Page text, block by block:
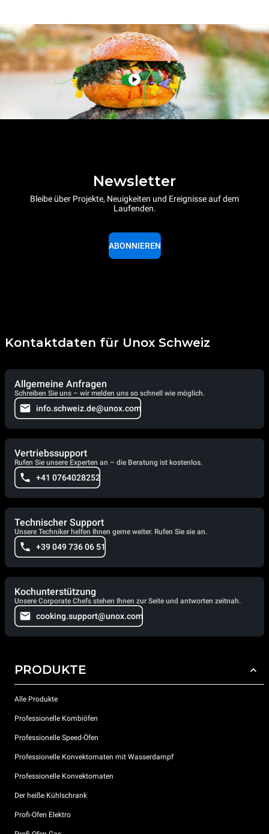
Newsletter
Bleibe über Projekte, Neuigkeiten und Ereignisse auf dem
Laufenden.
ABONNIEREN
Kontaktdaten für Unox Schweiz
Allgemeine Anfragen
Schreiben Sie uns – wir melden uns so schnell wie möglich.
info.schweiz.de@unox.com
Vertriebssupport
Rufen Sie unsere Experten an – die Beratung ist kostenlos.
+41 0764028252
Technischer Support
Unsere Techniker helfen Ihnen gerne weiter. Rufen Sie sie an.
+39 049 736 06 51
Kochunterstützung
Unsere Corporate Chefs stehen Ihnen zur Seite und antworten zeitnah.
cooking.support@unox.com
PRODUKTE
Alle Produkte
Professionelle Kombiöfen
Professionelle Speed-Öfen
Professionelle Konvektomaten mit Wasserdampf
Professionelle Konvektomaten
Der heiße Kühlschrank
Profi-Ofen Elektro